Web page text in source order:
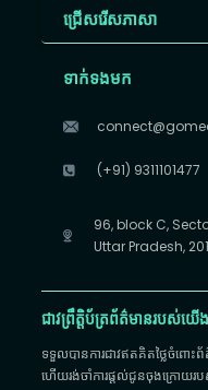
ជ្រើសរើស​ភាសា
ទាក់ទងមក
(+91) 9311101477
96, block C,
Uttar Pradesh,
ជាវព្រឹត្តិប័ត្រព័ត៌មានរបស់យើង
ទទួលបានការជាវឥតគិតថ្លៃចំព
ហើយរង់ចាំការផ្តល់ជូនចុងក្រោយរ